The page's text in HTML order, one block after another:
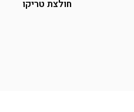
חולצת טריקו